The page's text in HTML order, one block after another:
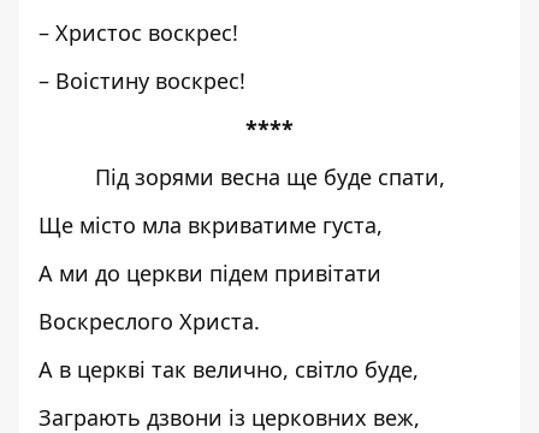
– Христос воскрес!
– Воістину воскрес!
****
Під зорями весна ще буде спати,
Ще місто мла вкриватиме густа,
А ми до церкви підем привітати
Воскреслого Христа.
А в церкві так велично, світло буде,
Заграють дзвони із церковних веж,